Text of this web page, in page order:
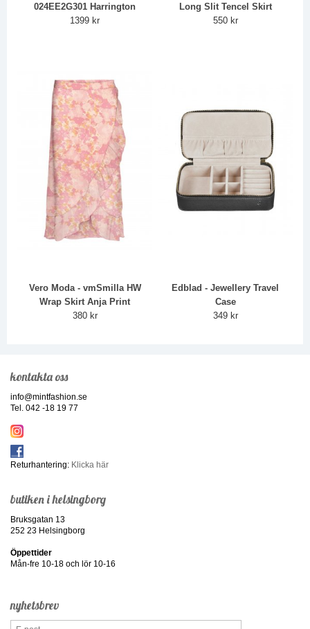
024EE2G301 Harrington
1399 kr
Long Slit Tencel Skirt
550 kr
Vero Moda - vmSmilla HW
Wrap Skirt Anja Print
380 kr
Edblad - Jewellery Travel
Case
349 kr
kontakta oss
info@mintfashion.se
Tel. 042 -18 19 77
Returhantering: Klicka här
butiken i helsingborg
Bruksgatan 13
252 23 Helsingborg
Öppettider
Mån-fre 10-18 och lör 10-16
nyhetsbrev